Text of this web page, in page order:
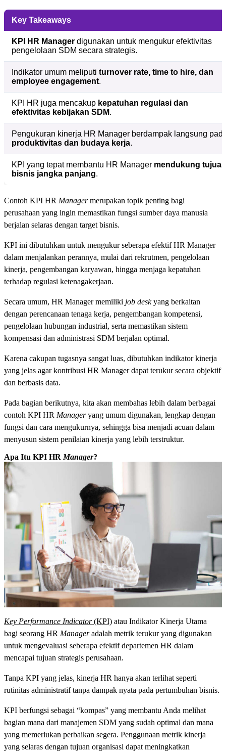
Key Takeaways
KPI HR Manager digunakan untuk mengukur efektivitas
pengelolaan SDM secara strategis.
Indikator umum meliputi turnover rate, time to hire, dan
employee engagement.
KPI HR juga mencakup kepatuhan regulasi dan
efektivitas kebijakan SDM.
Pengukuran kinerja HR Manager berdampak langsung
produktivitas dan budaya kerja.
KPI yang tepat membantu HR Manager mendukung tujuan
bisnis jangka panjang.
Contoh KPI HR Managermerupakan topik penting bagi
perusahaan yang ingin memastikan fungsi sumber daya manusia
berjalan selaras dengan target bisnis.
KPI ini dibutuhkan untuk mengukur seberapa efektif HR Manager
dalam menjalankan perannya, mulai dari rekrutmen, pengelolaan
kinerja, pengembangan karyawan, hingga menjaga kepatuhan
terhadap regulasi ketenagakerjaan.
Secara umum, HR Manager memiliki job deskyang berkaitan
dengan perencanaan tenaga kerja, pengembangan kompetensi,
pengelolaan hubungan industrial, serta memastikan sistem
kompensasi dan administrasi SDM berjalan optimal.
Karena cakupan tugasnya sangat luas, dibutuhkan indikator kinerja
yang jelas agar kontribusi HR Manager dapat terukur secara objektif
dan berbasis data.
Pada bagian berikutnya, kita akan membahas lebih dalam berbagai
contoh KPI HR Manageryang umum digunakan, lengkap dengan
fungsi dan cara mengukurnya, sehingga bisa menjadi acuan dalam
menyusun sistem penilaian kinerja yang lebih terstruktur.
Apa Itu KPI HR Manager?
Key Performance Indicator(KPI) atau Indikator Kinerja Utama
bagi seorang HR Manageradalah metrik terukur yang digunakan
untuk mengevaluasi seberapa efektif departemen HR dalam
mencapai tujuan strategis perusahaan.
Tanpa KPI yang jelas, kinerja HR hanya akan terlihat seperti
rutinitas administratif tanpa dampak nyata pada pertumbuhan bisnis.
KPI berfungsi sebagai “kompas” yang membantu Anda melihat
bagian mana dari manajemen SDM yang sudah optimal dan mana
yang memerlukan perbaikan segera. Penggunaan metrik kinerja
yang selaras dengan tujuan organisasi dapat meningkatkan